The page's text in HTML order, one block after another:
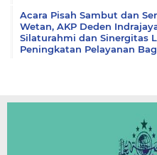
Acara Pisah Sambut dan
Wetan, AKP Deden
Silaturahmi dan Sinergitas
Peningkatan Pelayanan